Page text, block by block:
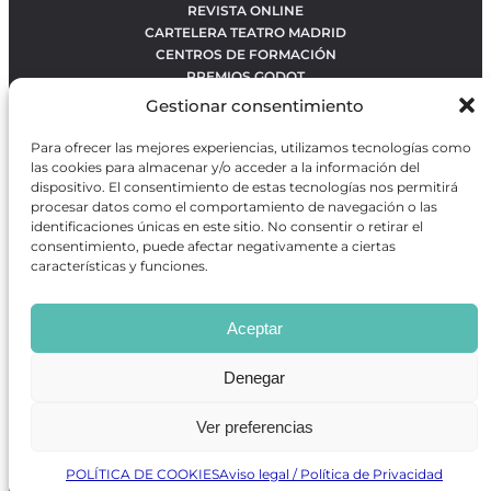
Gestionar consentimiento
Para ofrecer las mejores experiencias, utilizamos tecnologías como
las cookies para almacenar y/o acceder a la información del
dispositivo. El consentimiento de estas tecnologías nos permitirá
procesar datos como el comportamiento de navegación o las
identificaciones únicas en este sitio. No consentir o retirar el
consentimiento, puede afectar negativamente a ciertas
características y funciones.
Aceptar
Denegar
Ver preferencias
POLÍTICA DE COOKIESAviso legal / Política de Privacidad
REVISTA ONLINE
CARTELERA TEATRO MADRID
CENTROS DE FORMACIÓN
PREMIOS GODOT
CONTACTO
OBRAS MÁS VOTADAS
RANKING MEJORES OBRAS
BÚSQUEDA AVANZADA DE OBRAS
Revista GODOTes una revista independiente especializada
en información sobre artes escénicas de Madrid, gratuita y
que se distribuye en espacios escénicos, además de otros
puntos de interés turístico y de ocio de la capital.
Desarrollado por Precise Future